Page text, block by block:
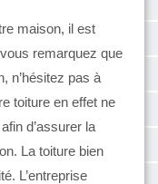
maison, il est
remarquez que
n’hésitez pas à
toiture en effet ne
d’assurer la
La toiture bien
L’entreprise